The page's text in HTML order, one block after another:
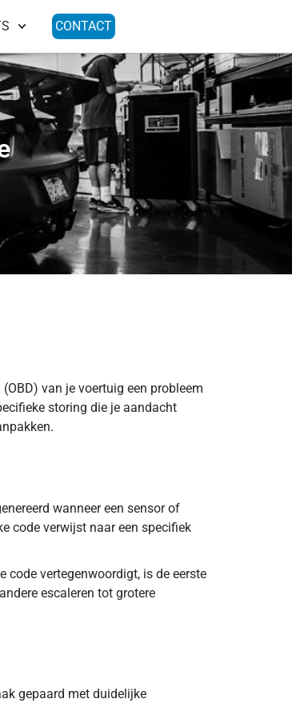
CONTACT
van je voertuig een probleem
storing die je aandacht
wanneer een sensor of
code verwijst naar een specifiek
code vertegenwoordigt, is de eerste
escaleren tot grotere
gepaard met duidelijke